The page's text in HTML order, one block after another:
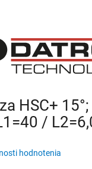
HSC+
/
hodnotenia